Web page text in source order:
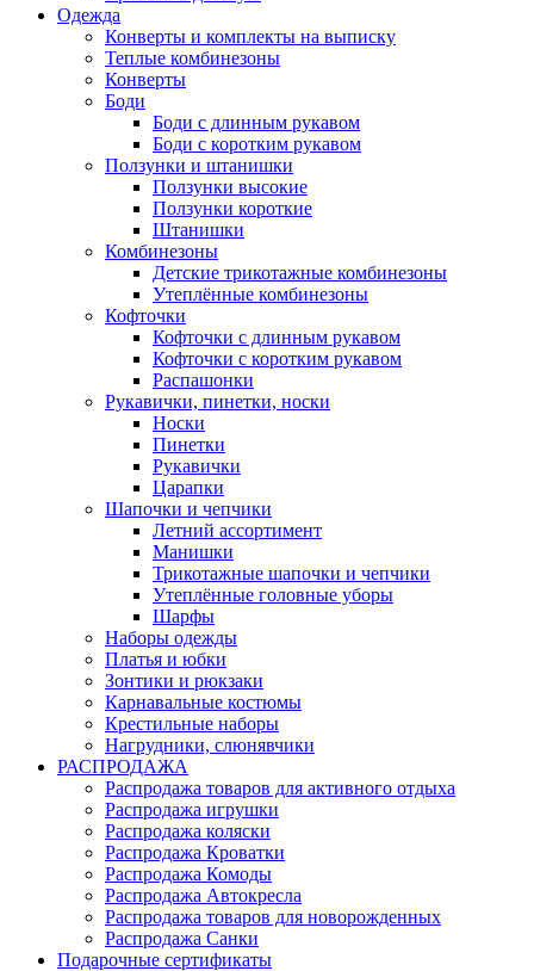
Одежда
Конверты и комплекты на выписку
Теплые комбинезоны
Конверты
Боди
Боди с длинным рукавом
Боди с коротким рукавом
Ползунки и штанишки
Ползунки высокие
Ползунки короткие
Штанишки
Комбинезоны
Детские трикотажные комбинезоны
Утеплённые комбинезоны
Кофточки
Кофточки с длинным рукавом
Кофточки с коротким рукавом
Распашонки
Рукавички, пинетки, носки
Носки
Пинетки
Рукавички
Царапки
Шапочки и чепчики
Летний ассортимент
Манишки
Трикотажные шапочки и чепчики
Утеплённые головные уборы
Шарфы
Наборы одежды
Платья и юбки
Зонтики и рюкзаки
Карнавальные костюмы
Крестильные наборы
Нагрудники, слюнявчики
РАСПРОДАЖА
Распродажа товаров для активного отдыха
Распродажа игрушки
Распродажа коляски
Распродажа Кроватки
Распродажа Комоды
Распродажа Автокресла
Распродажа товаров для новорожденных
Распродажа Санки
Подарочные сертификаты